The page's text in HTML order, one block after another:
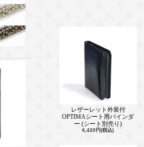
レザーレット外装付
OPTIMAシート用バインダ
ー (シート別売り)
6,420円(税込)